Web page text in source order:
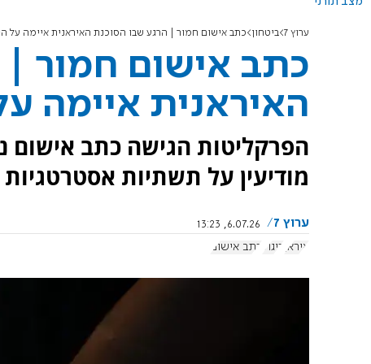
ערוץ 7 ביטחון כתב אישום חמור | הרגע שבו הסוכנת האיראנית איימה על
כתב אישום חמור |
האיראנית איימה
הפרקליטות הגישה כתב אישום
מודיעין על תשתיות אסטרטגיות
ערוץ 7
6.07.26, 13:23
איראן ריגול כתב אישום